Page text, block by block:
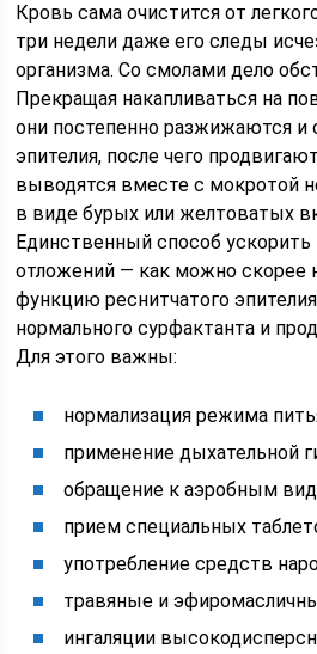
Кровь сама очистится от
три недели даже его следы
организма. Со смолами дело
Прекращая накапливаться на
они постепенно разжижаются и
эпителия, после чего
выводятся вместе с мокротой
в виде бурых или желтоватых
Единственный способ
отложений — как можно скорее
функцию реснитчатого
нормального сурфактанта и
Для этого важны:
нормализация режима
применение дыхательной
обращение к аэробным
прием специальных
употребление средств
травяные и
ингаляции